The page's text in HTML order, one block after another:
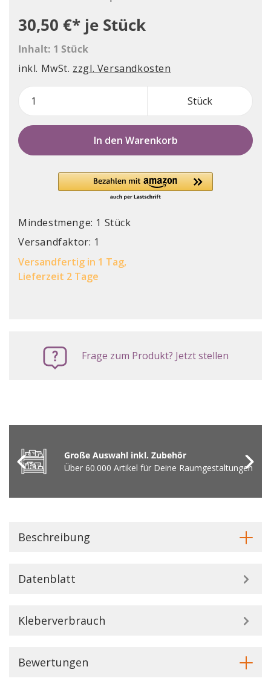
30,50 €* je Stück
Inhalt: 1 Stück
inkl. MwSt. zzgl. Versandkosten
Stück
In den Warenkorb
Mindestmenge: 1 Stück
Versandfaktor: 1
Versandfertig in 1 Tag,
Lieferzeit 2 Tage
Frage zum Produkt? Jetzt stellen
Große Auswahl inkl. Zubehör
Über 60.000 Artikel für Deine Raumgestaltungen
Beschreibung
Datenblatt
Kleberverbrauch
Bewertungen